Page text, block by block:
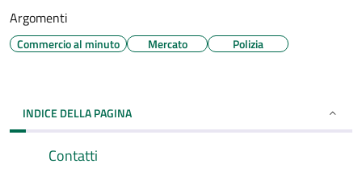
Argomenti
Commercio al minuto Mercato Polizia
INDICE DELLA PAGINA
Contatti